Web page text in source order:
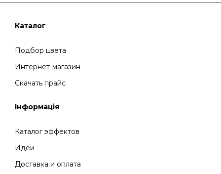
Каталог
Подбор цвета
Интернет-магазин
Скачать прайс
Інформація
Каталог эффектов
Идеи
Доставка и оплата